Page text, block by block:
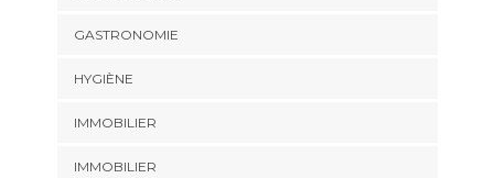
GASTRONOMIE
HYGIÈNE
IMMOBILIER
IMMOBILIER